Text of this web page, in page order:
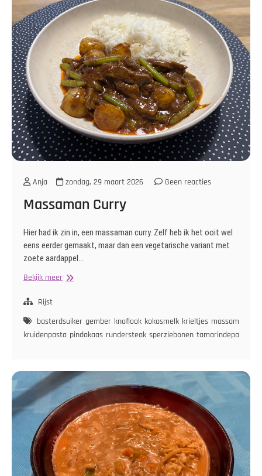
Anja zondag, 29 maart 2026 Geen reacties
Massaman Curry
Hier had ik zin in, een massaman curry. Zelf heb ik het ooit wel
eens eerder gemaakt, maar dan een vegetarische variant met
zoete aardappel…
Bekijk meerMassaman
Rijst
basterdsuiker gember knoflook kokosmelk krieltjes massaman
kruidenpasta pindakaas rundersteak sperziebonen tamarindepasta